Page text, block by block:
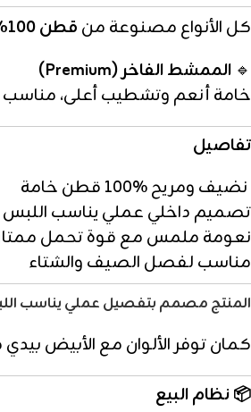
كل الأنواع مصنوعة من قطن 100% طبيعي
🔹 الممشط الفاخر (Premium)
خامة أنعم وتشطيب أعلى، مناسب
تفاصيل
نضيف ومريح %100 قطن خامة
تصميم داخلي عملي يناسب اللبس
نعومة ملمس مع قوة تحمل
مناسب لفصل الصيف والشتاء
المنتج مصمم بتفصيل عملي يناسب اللبس
كمان توفر الألوان مع الأبيض
📦نظام البيع